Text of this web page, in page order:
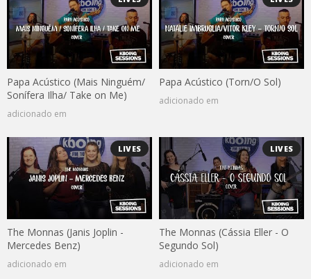
Papa Acústico (Mais Ninguém/
Sonífera Ilha/ Take on Me)
adicionado em
Papa Acústico (Torn/O Sol)
adicionado em
LIVES
The Monnas (Janis Joplin -
Mercedes Benz)
adicionado em
LIVES
The Monnas (Cássia Eller - O
Segundo Sol)
adicionado em